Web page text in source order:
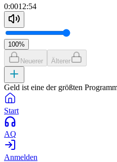
0:0012:54
100%
Neuerer Älterer
Geld ist eine der größten
Start
AQ
Anmelden